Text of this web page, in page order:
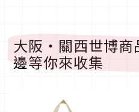
大阪・關西世博
邊等你來收集